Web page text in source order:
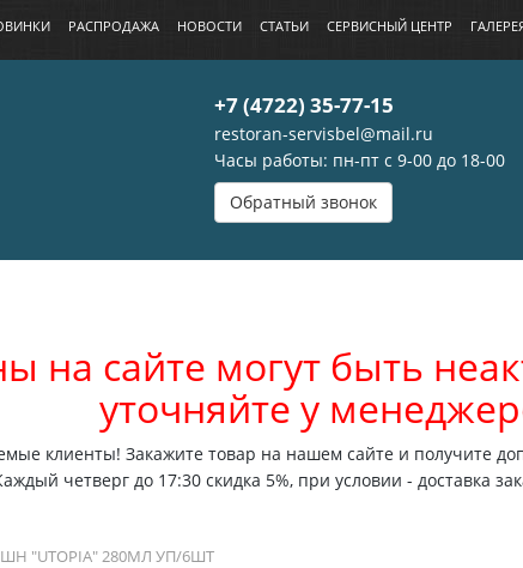
РАСПРОДАЖА НОВОСТИ СТАТЬИ СЕРВИСНЫЙ ЦЕНТР
+7 (4722) 35-77-15
restoran-servisbel@mail.ru
Часы работы: пн-пт с 9-00 до 18-00
Обратный звонок
на сайте могут быть
уточняйте у
клиенты! Закажите товар на нашем сайте и получите
четверг до 17:30 скидка 5%, при условии - доставка
"UTOPIA" 280МЛ УП/6ШТ